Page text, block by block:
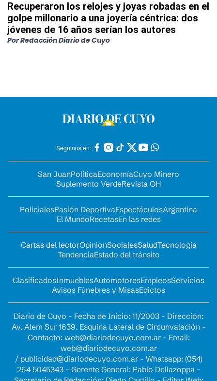
Recuperaron los relojes y joyas robadas en el
golpe millonario a una joyería céntrica: dos
jóvenes de 16 años serían los autores
PorRedacción Diario de Cuyo
Seguinos en:
San JuanPolíticaEconomíaCuyo Minero
Suplemento VerdeRevista OH
PolicialesPasión DeportivaEspectáculosArgentina
El MundoRecetasEn las redes
Cartas del lectorOpinionSocialesSaludTecnología
TendenciaEstado del tránsito
ClasificadosInmueblesAutomotoresEmpleosServicios
Avisos Fúnebres y MisasEdictos
Diario de Cuyo - Fecha de Inicio: 11/2003 - Dirección:
Av. Alem Sur 1639. Esquina Lateral de Circunvalación -
Contacto: web@diariodecuyo.com.ar- Email:
web@diariodecuyo.com.ar
/ publicidad@diariodecuyo.com.ar- Whatsapp: (054)
264 5045343 - Gerente General: Pablo Dellazoppa -